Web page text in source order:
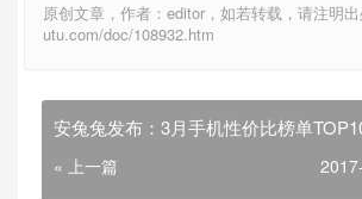
原创文章，作者：editor，如若转载，请注明
utu.com/doc/108932.htm
安兔兔发布：3月手机性价比榜单
« 上一篇